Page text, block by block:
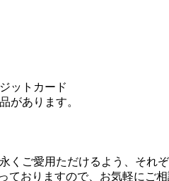
ットカード
があります。
くご愛用ただけるよう、そ
ておりますので、お気軽にご相